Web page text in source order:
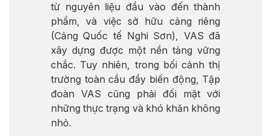
từ nguyên liệu đầu vào đến thành
phẩm, và việc sở hữu cảng riêng
(Cảng Quốc tế Nghi Sơn), VAS đã
xây dựng được một nền tảng vững
chắc. Tuy nhiên, trong bối cảnh thị
trường toàn cầu đầy biến động, Tập
đoàn VAS cũng phải đối mặt với
những thực trạng và khó khăn không
nhỏ.